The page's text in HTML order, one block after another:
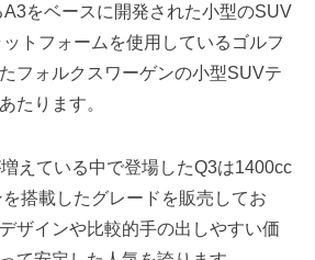
をベースに開発された小型のSUV
トフォームを使用しているゴルフ
フォルクスワーゲンの小型SUVテ
たります。
えている中で登場したQ3は1400cc
搭載したグレードを販売してお
ザインや比較的手の出しやすい価